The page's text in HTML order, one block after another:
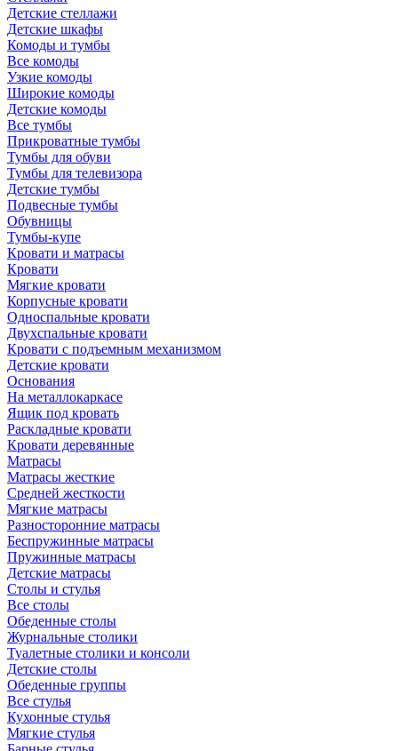
Детские стеллажи
Детские шкафы
Комоды и тумбы
Все комоды
Узкие комоды
Широкие комоды
Детские комоды
Все тумбы
Прикроватные тумбы
Тумбы для обуви
Тумбы для телевизора
Детские тумбы
Подвесные тумбы
Обувницы
Тумбы-купе
Кровати и матрасы
Кровати
Мягкие кровати
Корпусные кровати
Односпальные кровати
Двухспальные кровати
Кровати с подъемным механизмом
Детские кровати
Основания
На металлокаркасе
Ящик под кровать
Раскладные кровати
Кровати деревянные
Матрасы
Матрасы жесткие
Средней жесткости
Мягкие матрасы
Разносторонние матрасы
Беспружинные матрасы
Пружинные матрасы
Детские матрасы
Столы и стулья
Все столы
Обеденные столы
Журнальные столики
Туалетные столики и консоли
Детские столы
Обеденные группы
Все стулья
Кухонные стулья
Мягкие стулья